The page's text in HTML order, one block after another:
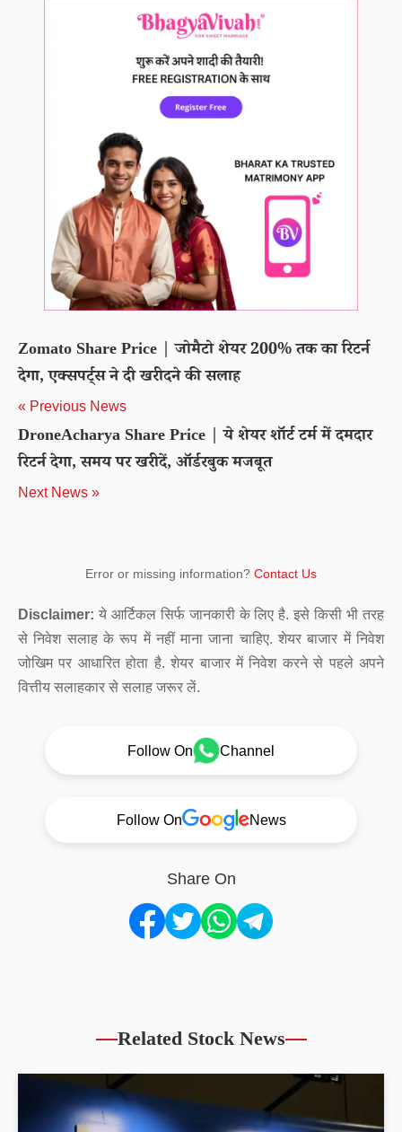
Zomato Share Price | जोमैटो शेयर 200% तक का रिटर्न
देगा, एक्सपर्ट्स ने दी खरीदने की सलाह
« Previous News
DroneAcharya Share Price | ये शेयर शॉर्ट टर्म में दमदार
रिटर्न देगा, समय पर खरीदें, ऑर्डरबुक मजबूत
Next News »
Error or missing information? Contact Us
Disclaimer: ये आर्टिकल सिर्फ जानकारी के लिए है. इसे किसी भी तरह
से निवेश सलाह के रूप में नहीं माना जाना चाहिए. शेयर बाजार में निवेश
जोखिम पर आधारित होता है. शेयर बाजार में निवेश करने से पहले अपने
वित्तीय सलाहकार से सलाह जरूर लें.
Follow On Channel
Follow On News
Share On
Related Stock News